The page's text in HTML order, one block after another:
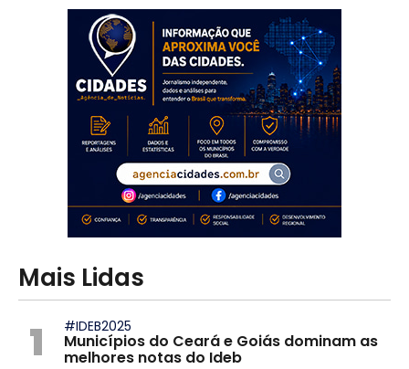
Mais Lidas
1 #IDEB2025
Municípios do Ceará e Goiás dominam as
melhores notas do Ideb